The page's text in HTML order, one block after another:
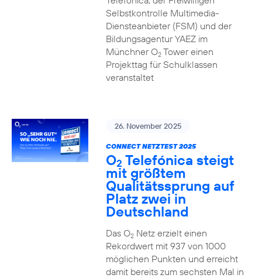
Selbstkontrolle Multimedia-
Diensteanbieter (FSM) und der
Bildungsagentur YAEZ im
Münchner O2Tower einen
Projekttag für Schulklassen
veranstaltet
26. November 2025
CONNECT NETZTEST 2025
O2 Telefónica steigt
mit größtem
Qualitätssprung auf
Platz zwei in
Deutschland
Das O2Netz erzielt einen
Rekordwert mit 937 von 1000
möglichen Punkten und erreicht
damit bereits zum sechsten Mal in